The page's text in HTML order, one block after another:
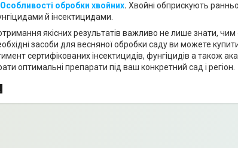
Особливості обробки хвойних. Хвойні обприскують
й інсектицидами.
якісних результатів важливо не лише знати,
засоби для весняної обробки саду ви можете
сертифікованих інсектицидів, фунгіцидів а також
оптимальні препарати під ваш конкретний сад і регіон.